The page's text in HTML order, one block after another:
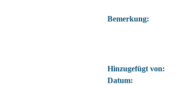
Bemerkung:
Hinzugefügt von:
Datum: